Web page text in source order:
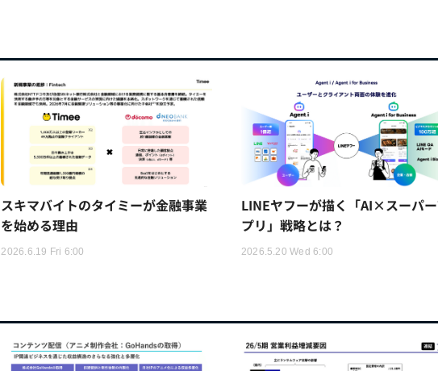
スキマバイトのタイミーが金融事業
を始める理由
2026.6.19 Fri 6:00
LINEヤフーが描く「AI×スーパ
プリ」戦略とは？
2026.5.20 Wed 6:00